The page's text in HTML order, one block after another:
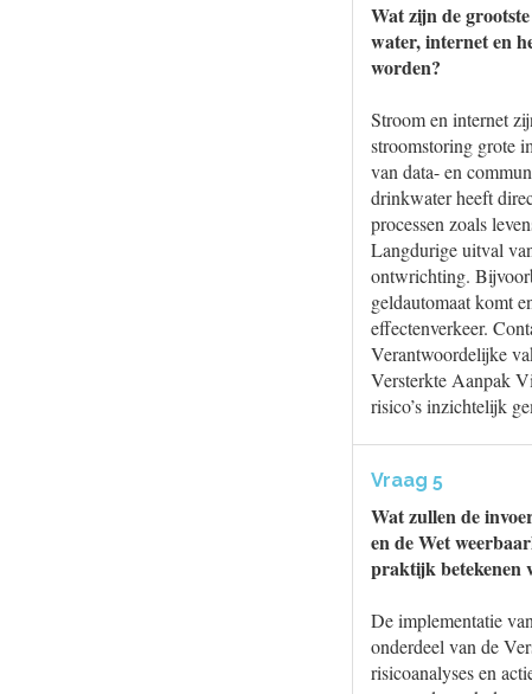
Wat zijn de
water, internet en
worden?
Stroom en internet
stroomstoring grote
van data- en
drinkwater heeft
processen zoals
Langdurige uitval
ontwrichting.
geldautomaat komt
effectenverkeer.
Verantwoordelijke
Versterkte Aanpak
risico’s inzichtelijk
Vraag 5
Wat zullen de
en de Wet
praktijk betekenen
De implementatie
onderdeel van de
risicoanalyses en